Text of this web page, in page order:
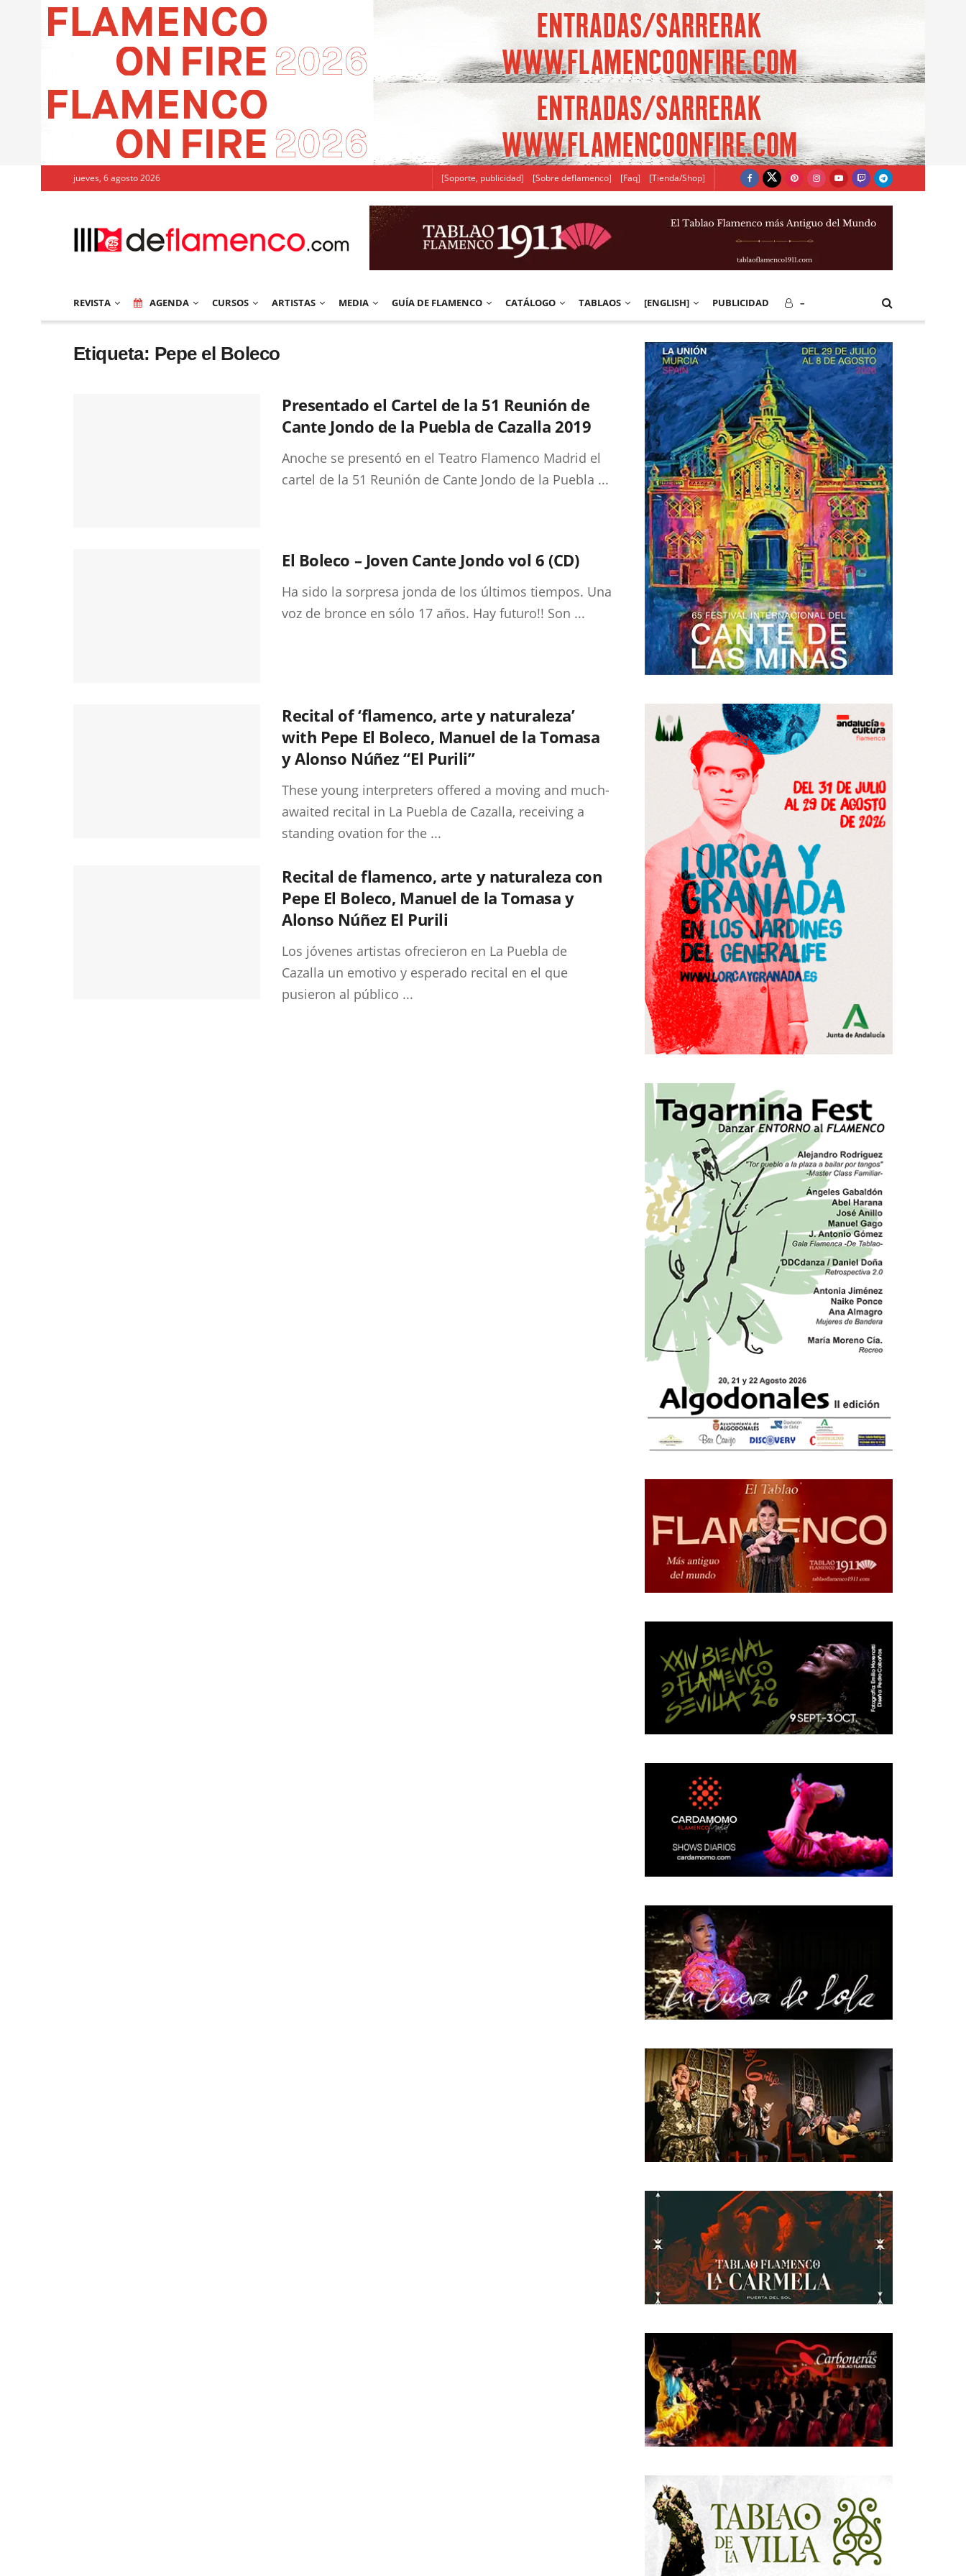
jueves, 6 agosto 2026 [Soporte, publicidad] [Sobre deflamenco] [Faq] [Tienda/Shop]
REVISTA AGENDA CURSOS ARTISTAS MEDIA GUÍA DE FLAMENCO CATÁLOGO TABLAOS [ENGLISH] PUBLICIDAD –
Etiqueta: Pepe el Boleco
Presentado el Cartel de la 51 Reunión de
Cante Jondo de la Puebla de Cazalla 2019
Anoche se presentó en el Teatro Flamenco Madrid el
cartel de la 51 Reunión de Cante Jondo de la Puebla ...
El Boleco – Joven Cante Jondo vol 6 (CD)
Ha sido la sorpresa jonda de los últimos tiempos. Una
voz de bronce en sólo 17 años. Hay futuro!! Son ...
Recital of ‘flamenco, arte y naturaleza’
with Pepe El Boleco, Manuel de la Tomasa
y Alonso Núñez “El Purili”
These young interpreters offered a moving and much-
awaited recital in La Puebla de Cazalla, receiving a
standing ovation for the ...
Recital de flamenco, arte y naturaleza con
Pepe El Boleco, Manuel de la Tomasa y
Alonso Núñez El Purili
Los jóvenes artistas ofrecieron en La Puebla de
Cazalla un emotivo y esperado recital en el que
pusieron al público ...